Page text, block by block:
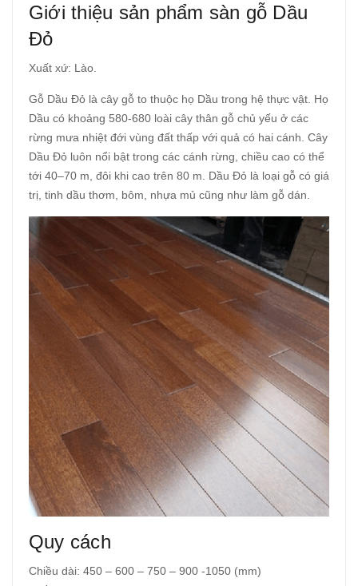
Giới thiệu sản phẩm sàn gỗ Dầu
Đỏ
Xuất xứ: Lào.
Gỗ Dầu Đỏ là cây gỗ to thuộc họ Dầu trong hệ thực vật. Họ
Dầu có khoảng 580-680 loài cây thân gỗ chủ yếu ở các
rừng mưa nhiệt đới vùng đất thấp với quả có hai cánh. Cây
Dầu Đỏ luôn nổi bật trong các cánh rừng, chiều cao có thể
tới 40–70 m, đôi khi cao trên 80 m. Dầu Đỏ là loại gỗ có giá
trị, tinh dầu thơm, bôm, nhựa mủ cũng như làm gỗ dán.
Quy cách
Chiều dài: 450 – 600 – 750 – 900 -1050 (mm)